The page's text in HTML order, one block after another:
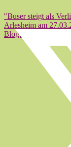
"Buser steigt als
Arlesheim am
Blog…